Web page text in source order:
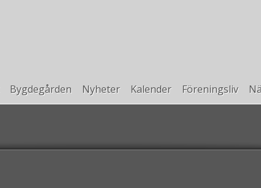
Bygdegården Nyheter Kalender Föreningsliv